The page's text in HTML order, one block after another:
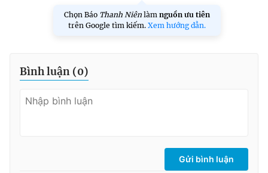
Chọn Báo Thanh Niên làm nguồn ưu tiên
trên Google tìm kiếm. Xem hướng dẫn.
Bình luận (0)
Gửi bình luận